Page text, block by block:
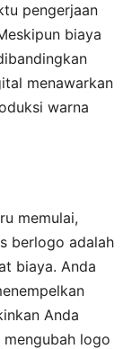
pengerjaan
biaya
menawarkan
warna
memulai,
berlogo adalah
biaya. Anda
Anda
logo